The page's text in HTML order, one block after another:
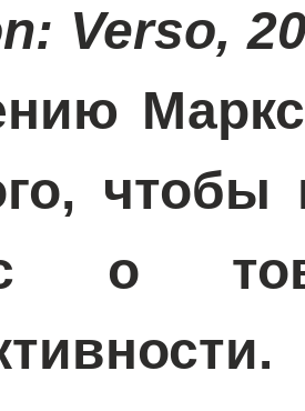
Verso,
чтобы
о